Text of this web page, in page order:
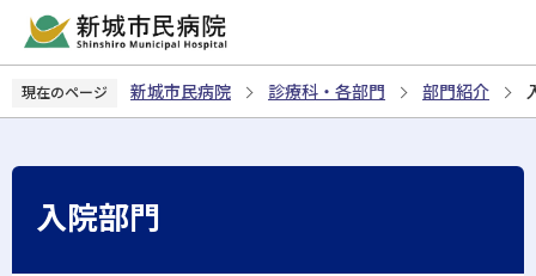
の
現在のページ 新城市民病院 診療科・各部門 部門紹介
入院部門